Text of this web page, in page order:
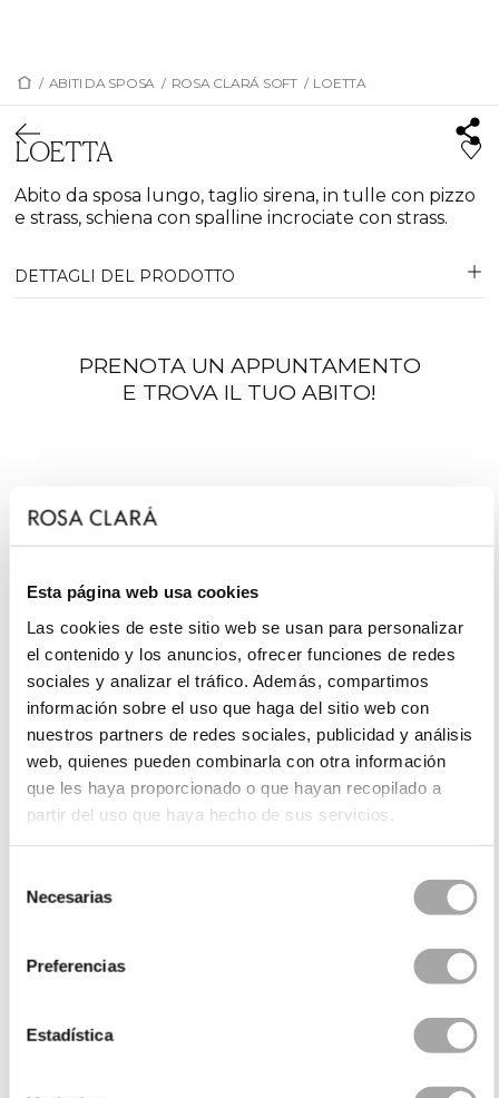
Esta página web usa cookies
Las cookies de este sitio web se usan para personalizar
el contenido y los anuncios, ofrecer funciones de redes
sociales y analizar el tráfico. Además, compartimos
información sobre el uso que haga del sitio web con
nuestros partners de redes sociales, publicidad y análisis
web, quienes pueden combinarla con otra información
que les haya proporcionado o que hayan recopilado a
partir del uso que haya hecho de sus servicios.
Necesarias
Preferencias
Estadística
/ ABITI DA SPOSA / ROSA CLARÁ SOFT / LOETTA
LOETTA
Abito da sposa lungo, taglio sirena, in tulle con pizzo
e strass, schiena con spalline incrociate con strass.
DETTAGLI DEL PRODOTTO
PRENOTA UN APPUNTAMENTO
E TROVA IL TUO ABITO!